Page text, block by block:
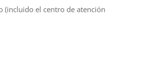
(incluido el centro de atención